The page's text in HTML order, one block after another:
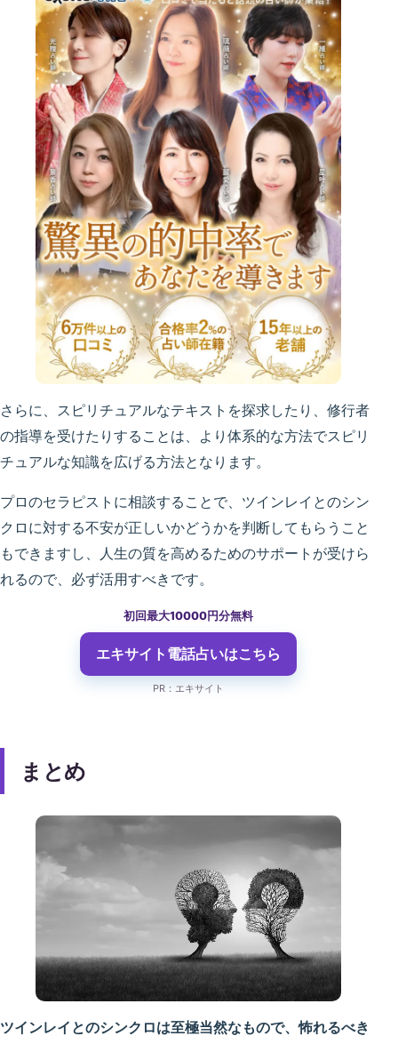
さらに、スピリチュアルなテキストを探求したり、修行者
の指導を受けたりすることは、より体系的な方法でスピリ
チュアルな知識を広げる方法となります。
プロのセラピストに相談することで、ツインレイとのシン
クロに対する不安が正しいかどうかを判断してもらうこと
もできますし、人生の質を高めるためのサポートが受けら
れるので、必ず活用すべきです。
初回最大10000円分無料
エキサイト電話占いはこちら
PR：エキサイト
まとめ
ツインレイとのシンクロは至極当然なもので、怖れるべき